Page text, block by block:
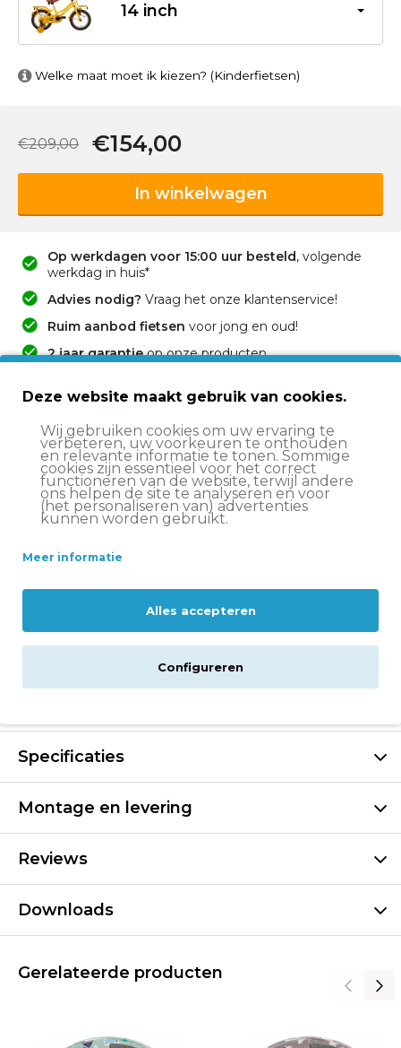
14 inch
Welke maat moet ik kiezen? (Kinderfietsen)
€154,00
€209,00
In winkelwagen
Op werkdagen voor 15:00 uur besteld, volgende
werkdag in huis*
Advies nodig? Vraag het onze klantenservice!
Ruim aanbod fietsen voor jong en oud!
2 jaar garantieop onze producten
Vrolijke kleuren met bloemetjesmotief
Uitgevoerd met bamboehouten elementen
Uitgevoerd met bamboehouten elementen
Perfect om te leren fietsen!
Veilige reflectoren en fietsbel
Dit fietsje heeft geen slot
Specificaties
Montage en levering
Reviews
Downloads
Gerelateerde producten
Deze website maakt gebruik van cookies.
Wij gebruiken cookies om uw ervaring te
verbeteren, uw voorkeuren te onthouden
en relevante informatie te tonen. Sommige
cookies zijn essentieel voor het correct
functioneren van de website, terwijl andere
ons helpen de site te analyseren en voor
(het personaliseren van) advertenties
kunnen worden gebruikt.
Meer informatie
Alles accepteren
Configureren